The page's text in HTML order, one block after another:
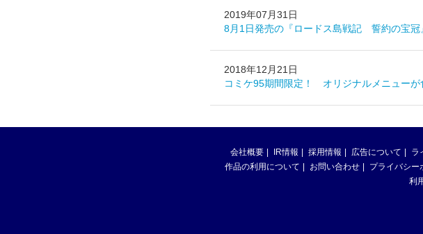
2019年07月31日
8月1日発売の『ロードス島戦記 誓約の宝
2018年12月21日
コミケ95期間限定！ オリジナルメニューが
会社概要 IR情報 採用情報 広告について ラ
作品の利用について
お問い合わせ プライバシー
利